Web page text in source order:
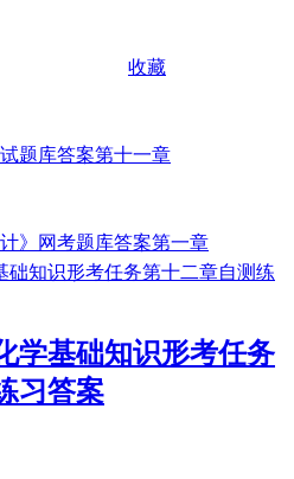
收藏
题库答案第十一章
》网考题库答案第一章
学基础知识形考任务
习答案